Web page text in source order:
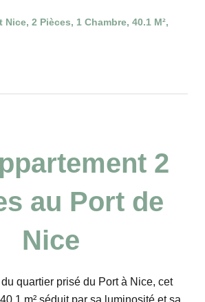
2 Pièces, 1 Chambre, 40.1 M²,
2
au Port de
Nice
quartier prisé du Port à Nice, cet
m² séduit par sa luminosité et sa